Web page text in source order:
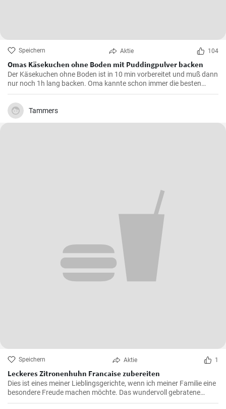
Speichern Aktie 104
Omas Käsekuchen ohne Boden mit Puddingpulver backen
Der Käsekuchen ohne Boden ist in 10 min vorbereitet und muß dann
nur noch 1h lang backen. Oma kannte schon immer die besten
Käsekuchen Rezepte für den Kaffeetisch und dieser wird mit Vanille
Puddingpulver stabilisiert.
Tammers
Speichern Aktie 1
Leckeres Zitronenhuhn Francaise zubereiten
Dies ist eines meiner Lieblingsgerichte, wenn ich meiner Familie eine
besondere Freude machen möchte. Das wundervoll gebratene
Hähnchen, mariniert in cremigem Eierteig und überzogen mit einer